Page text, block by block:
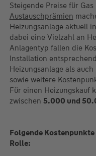
Steigende Preise für
Austauschprämien
Heizungsanlage aktuell
dabei eine Vielzahl an
Anlagentyp fallen die
Installation
Heizungsanlage als
sowie weitere
Für einen Heizungskauf
zwischen 5.000 und
Folgende
Rolle: